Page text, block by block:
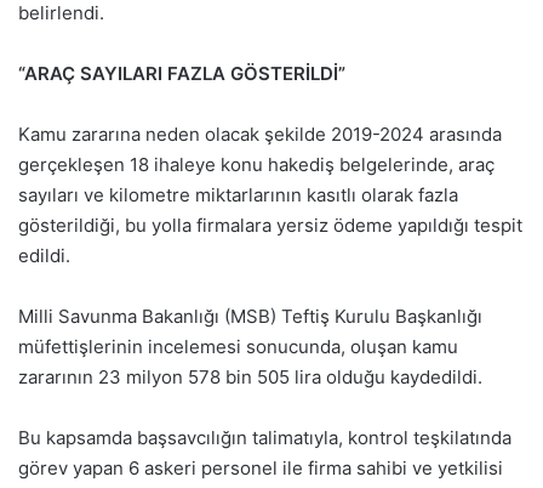
belirlendi.
“ARAÇ SAYILARI FAZLA GÖSTERİLDİ”
Kamu zararına neden olacak şekilde 2019-2024 arasında
gerçekleşen 18 ihaleye konu hakediş belgelerinde, araç
sayıları ve kilometre miktarlarının kasıtlı olarak fazla
gösterildiği, bu yolla firmalara yersiz ödeme yapıldığı tespit
edildi.
Milli Savunma Bakanlığı (MSB) Teftiş Kurulu Başkanlığı
müfettişlerinin incelemesi sonucunda, oluşan kamu
zararının 23 milyon 578 bin 505 lira olduğu kaydedildi.
Bu kapsamda başsavcılığın talimatıyla, kontrol teşkilatında
görev yapan 6 askeri personel ile firma sahibi ve yetkilisi